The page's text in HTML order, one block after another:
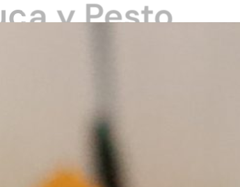
y Pesto
para quienes buscan algo diferente. La
mantener la energía durante todo el día.